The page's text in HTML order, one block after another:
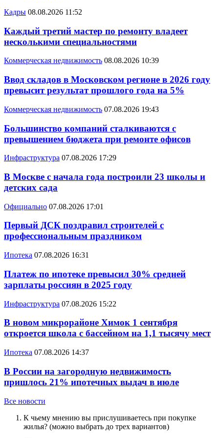
Кадры 08.08.2026 11:52
Каждый третий мастер по ремонту владеет
несколькими специальностями
Коммерческая недвижимость 08.08.2026 10:39
Ввод складов в Московском регионе в 2026 году
превысит результат прошлого года на 5%
Коммерческая недвижимость 07.08.2026 19:43
Большинство компаний сталкиваются с
превышением бюджета при ремонте офисов
Инфраструктура 07.08.2026 17:29
В Москве с начала года построили 23 школы и
детских сада
Официально 07.08.2026 17:01
Первый ДСК поздравил строителей с
профессиональным праздником
Ипотека 07.08.2026 16:31
Платеж по ипотеке превысил 30% средней
зарплаты россиян в 2025 году
Инфраструктура 07.08.2026 15:22
В новом микрорайоне Химок 1 сентября
откроется школа с бассейном на 1,1 тысячу мест
Ипотека 07.08.2026 14:37
В России на загородную недвижимость
пришлось 21% ипотечных выдач в июле
Все новости
К чьему мнению вы прислушиваетесь при покупке
жилья? (можно выбрать до трех вариантов)